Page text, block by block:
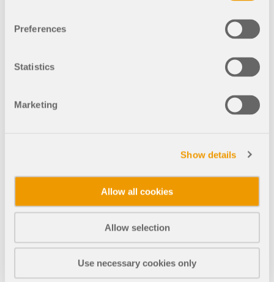
Preferences
Statistics
Marketing
Show details
Allow all cookies
Allow selection
Use necessary cookies only
1445x 25x
842x 17x
四分之一圆混凝土楼梯